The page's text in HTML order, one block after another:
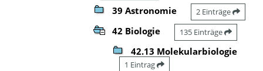
39 Astronomie 2 Einträge
42 Biologie 135 Einträge
42.13 Molekularbiologie
1 Eintrag